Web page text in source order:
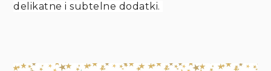
delikatne i subtelne dodatki.